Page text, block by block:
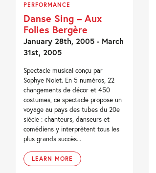
PERFORMANCE
Danse Sing – Aux
Folies Bergère
January 28th, 2005 - March
31st, 2005
Spectacle musical conçu par
Sophye Nolet. En 5 numéros, 22
changements de décor et 450
costumes, ce spectacle propose un
voyage au pays des tubes du 20e
siècle : chanteurs, danseurs et
comédiens y interprètent tous les
plus grands succès...
LEARN MORE